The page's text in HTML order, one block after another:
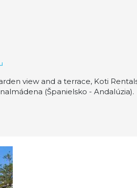
view and a terrace, Koti
(Španielsko - Andalúzia).